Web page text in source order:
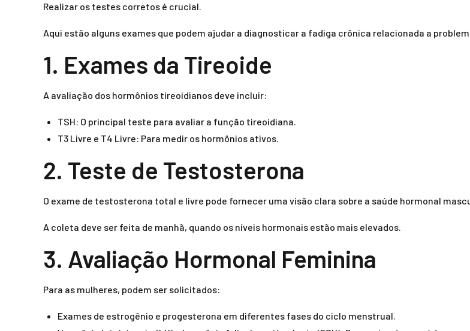
Realizar os testes corretos é crucial.
Aqui estão alguns exames que podem ajudar a diagnosticar a fadiga crônica relacionada a
1. Exames da Tireoide
A avaliação dos hormônios tireoidianos deve incluir:
TSH: O principal teste para avaliar a função tireoidiana.
T3 Livre e T4 Livre: Para medir os hormônios ativos.
2. Teste de Testosterona
O exame de testosterona total e livre pode fornecer uma visão clara sobre a saúde hormonal
A coleta deve ser feita de manhã, quando os níveis hormonais estão mais elevados.
3. Avaliação Hormonal Feminina
Para as mulheres, podem ser solicitados:
Exames de estrogênio e progesterona em diferentes fases do ciclo menstrual.